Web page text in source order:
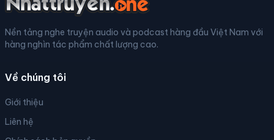
Nền tảng nghe truyện audio và podcast hàng đầu Việt Nam với
hàng nghìn tác phẩm chất lượng cao.
Về chúng tôi
Giới thiệu
Liên hệ